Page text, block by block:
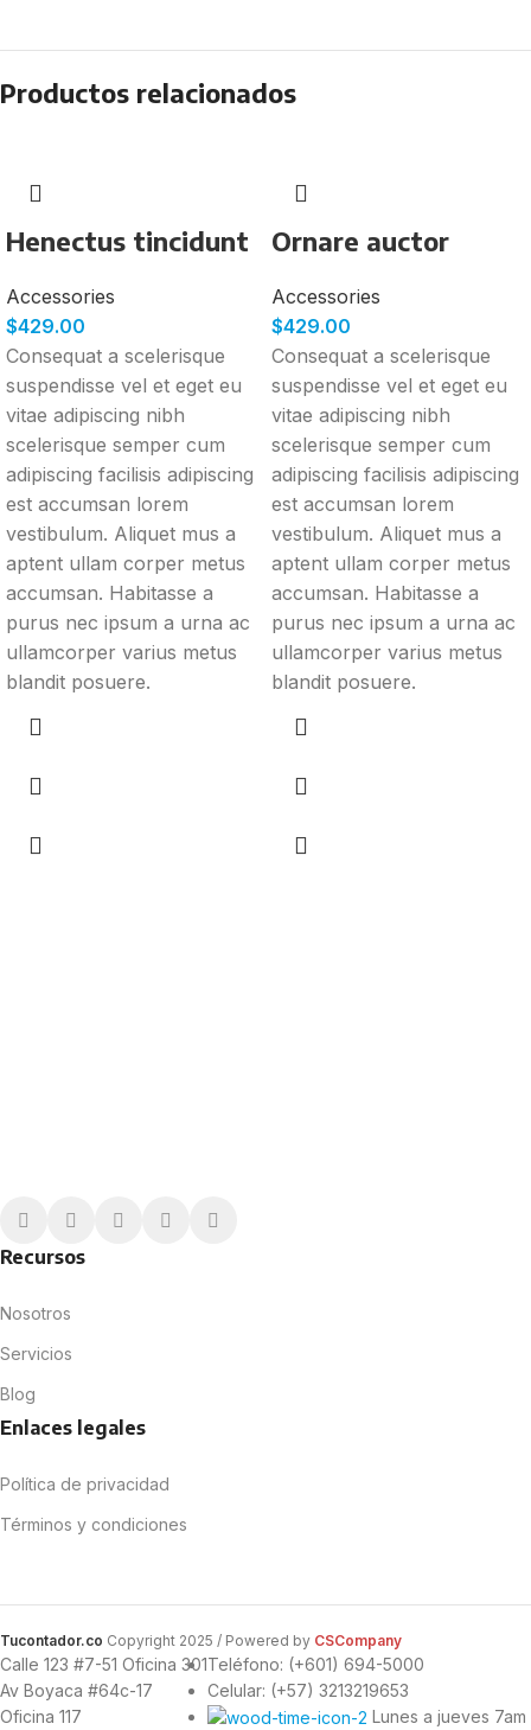
Productos relacionados
Henectus tincidunt
Accessories
$429.00
Consequat a scelerisque
suspendisse vel et eget eu
vitae adipiscing nibh
scelerisque semper cum
adipiscing facilisis adipiscing
est accumsan lorem
vestibulum. Aliquet mus a
aptent ullam corper metus
accumsan. Habitasse a
purus nec ipsum a urna ac
ullamcorper varius metus
blandit posuere.
Ornare auctor
Accessories
$429.00
Consequat a scelerisque
suspendisse vel et eget eu
vitae adipiscing nibh
scelerisque semper cum
adipiscing facilisis adipiscing
est accumsan lorem
vestibulum. Aliquet mus a
aptent ullam corper metus
accumsan. Habitasse a
purus nec ipsum a urna ac
ullamcorper varius metus
blandit posuere.
Recursos
Nosotros
Servicios
Blog
Enlaces legales
Política de privacidad
Términos y condiciones
Tucontador.co Copyright 2025 / Powered by CSCompany
Calle 123 #7-51 Oficina 301
Av Boyaca #64c-17
Oficina 117
Teléfono: (+601) 694-5000
Celular: (+57) 3213219653
Lunes a jueves 7am